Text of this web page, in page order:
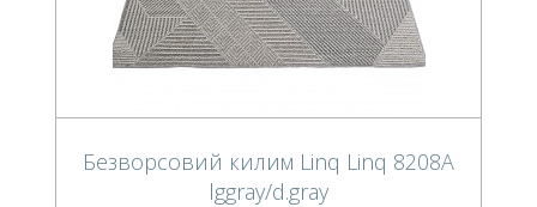
Безворсовий килим Linq Linq 8208A
lggray/d.gray